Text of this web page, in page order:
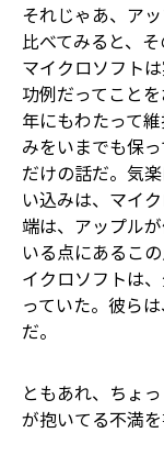
それじゃあ、ア
比べてみると、
マイクロソフト
功例だってことを
年にもわたって
みをいまでも保
だけの話だ。気
い込みは、マイ
端は、アップル
いる点にある――
イクロソフトは
っていた。彼ら
だ。
ともあれ、ちょ
が抱いてる不満を